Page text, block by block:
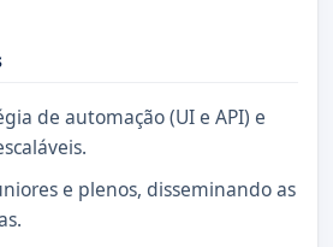
de automação (UI e API) e
e plenos, disseminando as